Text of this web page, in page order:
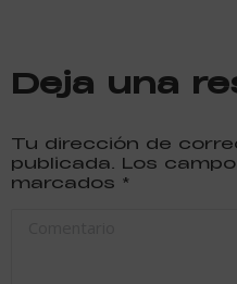
Deja una
Tu dirección de
publicada. Los
marcados *